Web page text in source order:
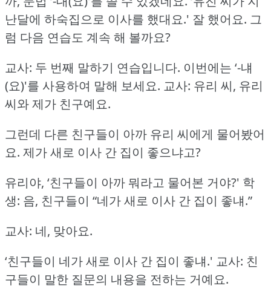
난달에 하숙집으로 이사를 했대요.' 잘 했어요. 그
럼 다음 연습도 계속 해 볼까요?
교사: 두 번째 말하기 연습입니다. 이번에는 ‘-냬
(요)'를 사용하여 말해 보세요. 교사: 유리 씨, 유리
씨와 제가 친구예요.
그런데 다른 친구들이 아까 유리 씨에게 물어봤어
요. 제가 새로 이사 간 집이 좋으냐고?
유리야, ‘친구들이 아까 뭐라고 물어본 거야?' 학
생: 음, 친구들이 “네가 새로 이사 간 집이 좋냬.”
교사: 네, 맞아요.
‘친구들이 네가 새로 이사 간 집이 좋냬.' 교사: 친
구들이 말한 질문의 내용을 전하는 거예요.